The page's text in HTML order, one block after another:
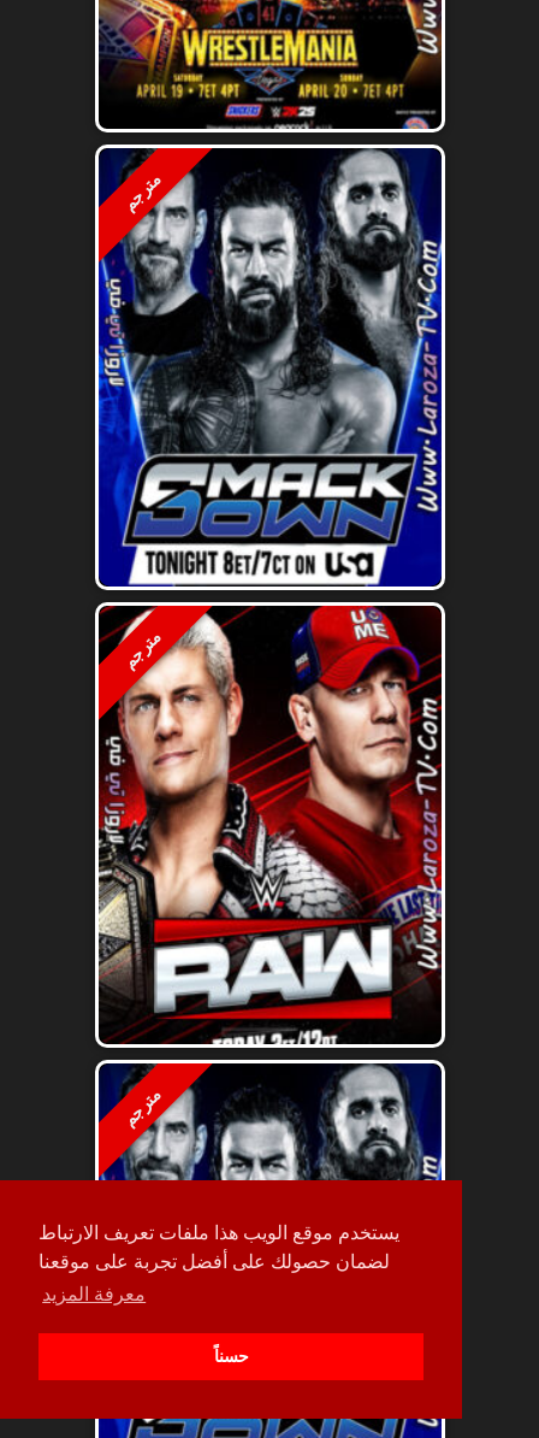
يستخدم موقع الويب هذا ملفات تعريف الارتباط
لضمان حصولك على أفضل تجربة على موقعنا
معرفة المزيد
حسناً
مترجم
مترجم
مترجم